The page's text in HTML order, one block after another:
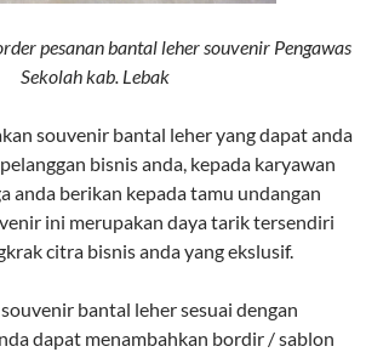
pesanan bantal leher souvenir Pengawas
Sekolah kab. Lebak
souvenir bantal leher yang dapat anda
bisnis anda, kepada karyawan
anda berikan kepada tamu undangan
ini merupakan daya tarik tersendiri
citra bisnis anda yang ekslusif.
bantal leher sesuai dengan
dapat menambahkan bordir / sablon